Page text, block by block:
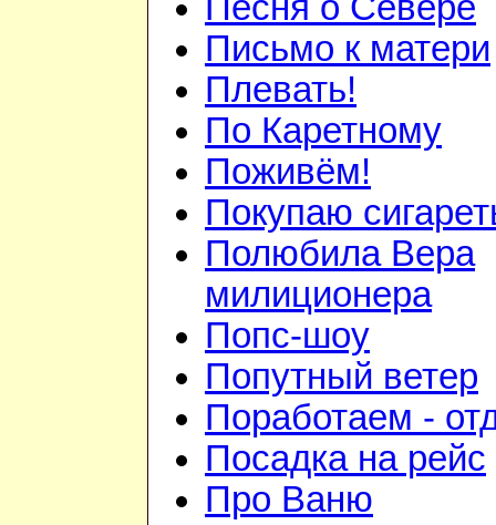
Песня о Севере
Письмо к матери
Плевать!
По Каретному
Поживём!
Покупаю
Полюбила Вера
милиционера
Попс-шоу
Попутный ветер
Поработаем -
Посадка на рейс
Про Ваню